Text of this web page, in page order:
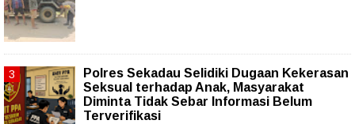
Polres Sekadau Selidiki Dugaan Kekerasan
Seksual terhadap Anak, Masyarakat
Diminta Tidak Sebar Informasi Belum
Terverifikasi